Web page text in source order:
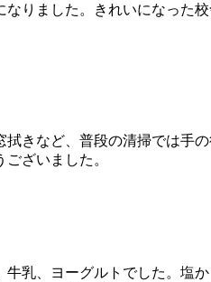
りました。きれいになった
きなど、普段の清掃では手
ざいました。
乳、ヨーグルトでした。塩か